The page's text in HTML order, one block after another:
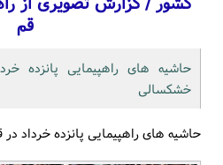
قم
حاشیه های راهپیمایی پانزده
خشکسالی
حاشیه های راهپیمایی پانزده خرداد